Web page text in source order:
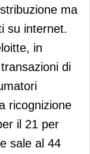
ma
su internet.
in
di
ricognizione
il 21 per
sale al 44